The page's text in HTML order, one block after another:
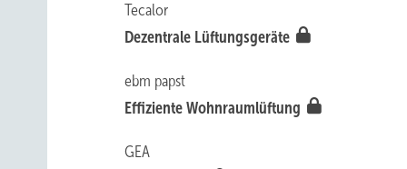
Tecalor
Dezentrale Lüftungsgeräte
ebm papst
Effiziente Wohnraumlüftung
GEA